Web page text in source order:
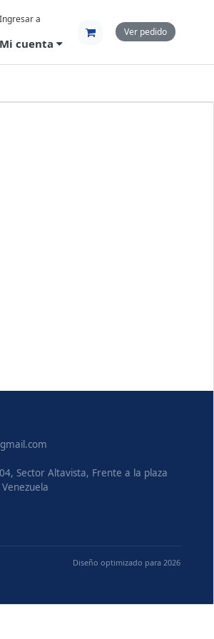
Ingresar a
Mi cuenta
Ver pedido
Sector Altavista, Frente a la plaza
Diseño optimizado para 2026